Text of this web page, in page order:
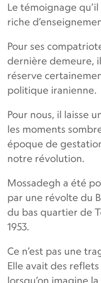
Le témoignage
riche
Pour ses
dernière demeure,
réserve
politique iranienne.
Pour nous, il laisse
les moments
époque de
notre révolution.
Mossadegh a été
par une révolte du
du bas quartier de
1953.
Ce n’est pas une
Elle avait des
lorsqu’on imagine